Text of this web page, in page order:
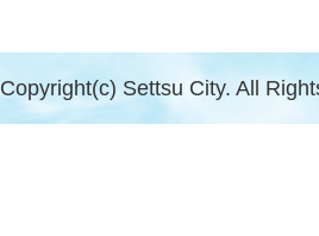
Copyright(c) Settsu City. All